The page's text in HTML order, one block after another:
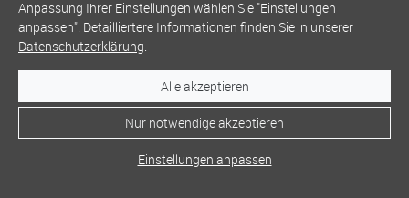
Anpassung Ihrer Einstellungen wählen Sie "Einstellungen
anpassen". Detailliertere Informationen finden Sie in unserer
Datenschutzerklärung.
Alle akzeptieren
Nur notwendige akzeptieren
Einstellungen anpassen